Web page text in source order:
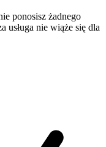
ponosisz żadnego
usługa nie wiąże się dla